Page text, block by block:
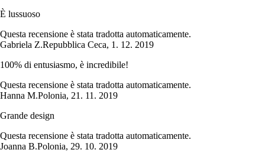
È lussuoso
Questa recensione è stata tradotta automaticamente.
Gabriela Z.Repubblica Ceca, 1. 12. 2019
100% di entusiasmo, è incredibile!
Questa recensione è stata tradotta automaticamente.
Hanna M.Polonia, 21. 11. 2019
Grande design
Questa recensione è stata tradotta automaticamente.
Joanna B.Polonia, 29. 10. 2019